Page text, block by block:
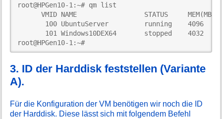
root@HPGen10-1:~# qm list
VMID NAME                 STATUS     MEM(MB)
100 UbuntuServer         running    4096
101 Windows10DEX64       stopped    4032
root@HPGen10-1:~#
3. ID der Harddisk feststellen (Variante
A).
Für die Konfiguration der VM benötigen wir noch die ID
der Harddisk. Diese lässt sich mit folgendem Befehl